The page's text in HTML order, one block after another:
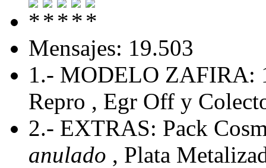
Mensajes: 19.503
1.- MODELO ZAFIRA:
Repro , Egr Off y
2.- EXTRAS: Pack
anulado , Plata